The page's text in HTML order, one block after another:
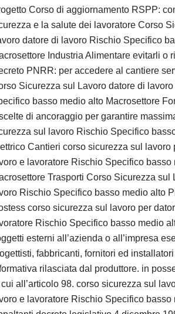
Corso di aggiornamento RSPP:
e la salute dei lavoratore Corso
datore di lavoro Rischio Specifico
Industria Alimentare evitarli o
PNRR: per accedere al cantiere
Sicurezza sul Lavoro datore di
basso medio alto Macrosettore
di ancoraggio per garantire
sul lavoro Rischio Specifico
Cantieri corso sicurezza sul lavoro
e lavoratore Rischio Specifico basso
Trasporti Corso Sicurezza sul
Rischio Specifico basso medio alto
corso sicurezza sul lavoro per
Rischio Specifico basso medio
esterni all’azienda o all’impresa
fabbricanti, fornitori ed
rilasciata dal produttore. in
all’articolo 98. corso sicurezza sul
e lavoratore Rischio Specifico basso